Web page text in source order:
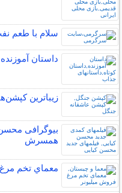
سلام با طعم
داستان
زیباترین
بیوگرافی
همسرش
معماي تخم